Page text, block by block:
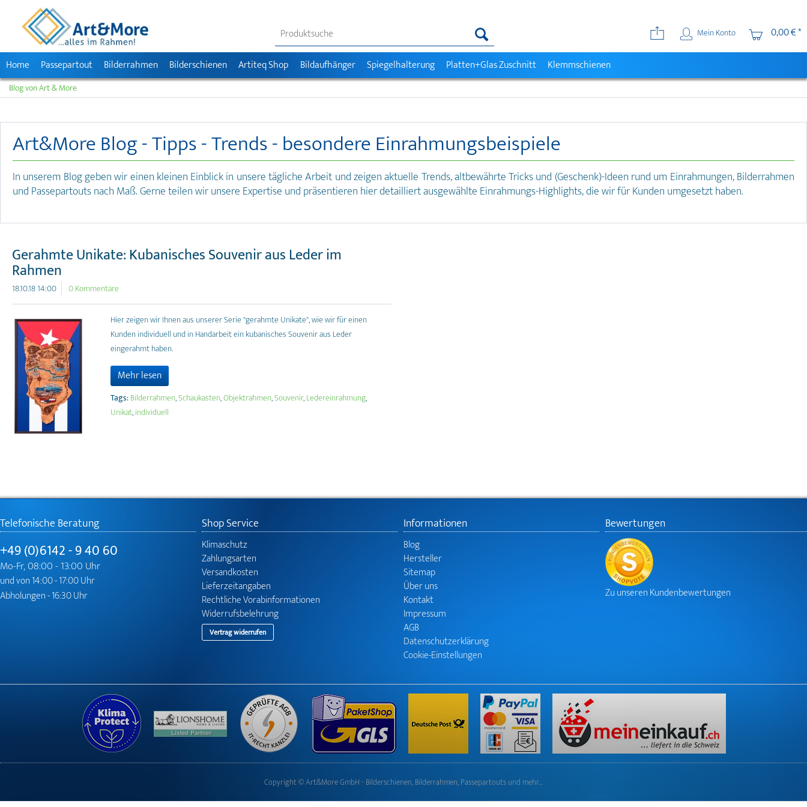
Mein Konto
0,00 € *
Home
Passepartout Bilderrahmen Bilderschienen Artiteq Shop Bildaufhänger Spiegelhalterung Platten+Glas Zuschnitt Klemmschienen
Blog von Art & More
Art&More Blog - Tipps - Trends - besondere Einrahmungsbeispiele
In unserem Blog geben wir einen kleinen Einblick in unsere tägliche Arbeit und zeigen aktuelle Trends, altbewährte Tricks und (Geschenk)-Ideen rund um Einrahmungen, Bilderrahmen
und Passepartouts nach Maß. Gerne teilen wir unsere Expertise und präsentieren hier detailliert ausgewählte Einrahmungs-Highlights, die wir für Kunden umgesetzt haben.
Gerahmte Unikate: Kubanisches Souvenir aus Leder im
Rahmen
18.10.18 14:00 0 Kommentare
Hier zeigen wir Ihnen aus unserer Serie "gerahmte Unikate", wie wir für einen
Kunden individuell und in Handarbeit ein kubanisches Souvenir aus Leder
eingerahmt haben.
Mehr lesen
Tags:Bilderrahmen,Schaukasten,Objektrahmen,Souvenir,Ledereinrahmung,
Unikat,individuell
Telefonische Beratung
+49 (0)6142 - 9 40 60
Mo-Fr, 08:00 - 13:00 Uhr
und von 14:00 - 17:00 Uhr
Abholungen - 16:30 Uhr
Shop Service
Klimaschutz
Zahlungsarten
Versandkosten
Lieferzeitangaben
Rechtliche Vorabinformationen
Widerrufsbelehrung
Vertrag widerrufen
Informationen
Blog
Hersteller
Sitemap
Über uns
Kontakt
Impressum
AGB
Datenschutzerklärung
Cookie-Einstellungen
Bewertungen
Zu unseren Kundenbewertungen
Copyright © Art&More GmbH - Bilderschienen, Bilderrahmen, Passepartouts und mehr…